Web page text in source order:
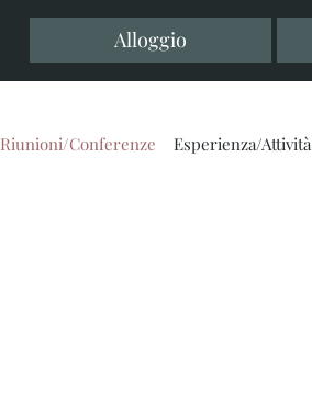
Riunioni/Conferenze Esperienza/Attività
Alloggio